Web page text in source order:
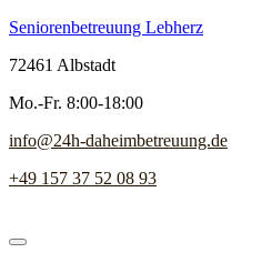
Seniorenbetreuung Lebherz
72461 Albstadt
Mo.-Fr. 8:00-18:00
info@24h-daheimbetreuung.de
+49 157 37 52 08 93